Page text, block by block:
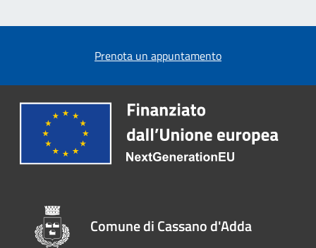
Prenota un appuntamento
Comune di Cassano d'Adda